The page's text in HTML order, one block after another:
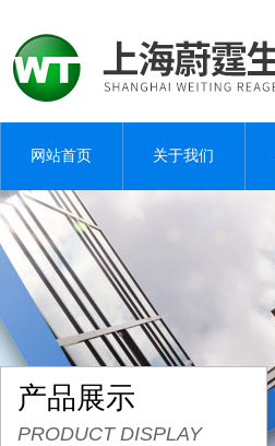
网站首页 关于我们
产品展示
PRODUCT DISPLAY